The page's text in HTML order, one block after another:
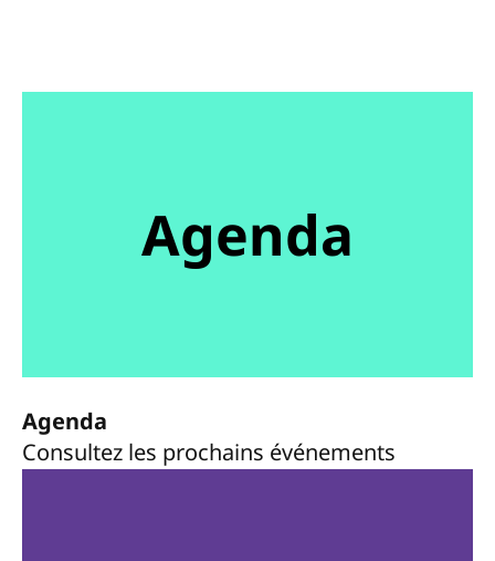
Agenda
Agenda
Consultez les prochains événements